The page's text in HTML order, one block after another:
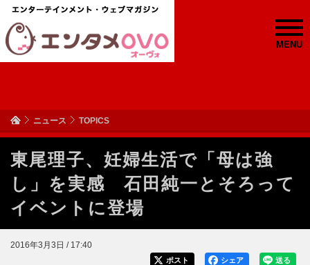
MENU
ニュース TOPICS
東尾理子、妊婦生活で「母は強
し」を実感 石田純一とそろって
イベントに登場
2016年3月3日 / 17:40
送る
シェア
ポスト